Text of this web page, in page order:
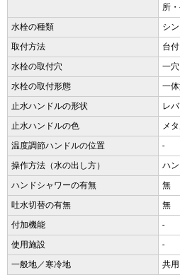
所
水栓の種類
シ
取付方法
台
水栓の取付穴
一穴
水栓の取付形態
一
止水ハンドルの形状
レ
止水ハンドルの色
メ
温度調節ハンドルの位置
-
操作方法（水の出し方）
ハ
ハンドシャワーの有無
無
吐水切替の有無
無
付加機能
-
使用施設
-
一般地／寒冷地
共用